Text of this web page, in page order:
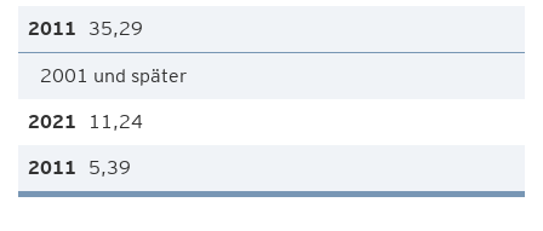
35,29
2001 und später
11,24
5,39